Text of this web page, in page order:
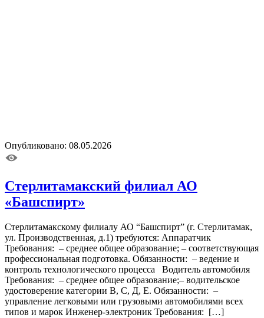
Опубликовано: 08.05.2026
Стерлитамакский филиал АО
«Башспирт»
Стерлитамакскому филиалу АО “Башспирт” (г. Стерлитамак,
ул. Производственная, д.1) требуются: Аппаратчик
Требования: – среднее общее образование; – соответствующая
профессиональная подготовка. Обязанности: – ведение и
контроль технологического процесса Водитель автомобиля
Требования: – среднее общее образование;– водительское
удостоверение категории В, С, Д, Е. Обязанности: –
управление легковыми или грузовыми автомобилями всех
типов и марок Инженер-электроник Требования: […]